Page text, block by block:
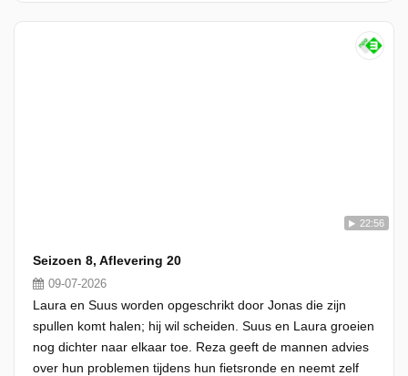
22:56
Seizoen 8, Aflevering 20
09-07-2026
Laura en Suus worden opgeschrikt door Jonas die zijn
spullen komt halen; hij wil scheiden. Suus en Laura groeien
nog dichter naar elkaar toe. Reza geeft de mannen advies
over hun problemen tijdens hun fietsronde en neemt zelf